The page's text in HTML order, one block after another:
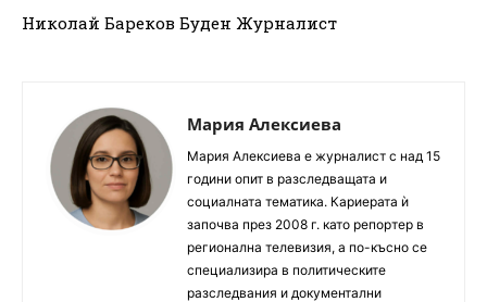
Николай Бареков Буден Журналист
Мария Алексиева
Мария Алексиева е журналист с над 15
години опит в разследващата и
социалната тематика. Кариерата ѝ
започва през 2008 г. като репортер в
регионална телевизия, а по-късно се
специализира в политическите
разследвания и документални